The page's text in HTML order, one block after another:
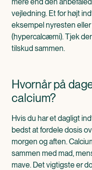
vejledning. Et for højt
eksempel nyresten
(hypercalcæmi). Tjek
tilskud sammen.
Hvornår på
calcium?
Hvis du har et dagligt
bedst at fordele dosis
morgen og aften.
sammen med mad,
mave. Det vigtigste er